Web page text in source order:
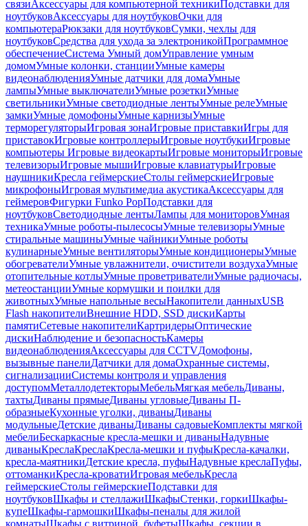
связиАксессуары для компьютерной техникиПодставки для
ноутбуковАксессуары для ноутбуковОчки для
компьютераРюкзаки для ноутбуковСумки, чехлы для
ноутбуковСредства для ухода за электроникойПрограммное
обеспечениеСистема Умный домУправление умным
домомУмные колонки, станцииУмные камеры
видеонаблюденияУмные датчики для домаУмные
лампыУмные выключателиУмные розеткиУмные
светильникиУмные светодиодные лентыУмные релеУмные
замкиУмные домофоныУмные карнизыУмные
терморегуляторыИгровая зонаИгровые приставкиИгры для
приставокИгровые контроллерыИгровые ноутбукиИгровые
компьютеры Игровые видеокартыИгровые мониторыИгровые
телевизорыИгровые мышиИгровые клавиатурыИгровые
наушникиКресла геймерскиеСтолы геймерскиеИгровые
микрофоныИгровая мультимедиа акустикаАксессуары для
геймеровФигурки Funko PopПодставки для
ноутбуковСветодиодные лентыЛампы для мониторовУмная
техникаУмные роботы-пылесосыУмные телевизорыУмные
стиральные машиныУмные чайникиУмные роботы
кулинарныеУмные вентиляторыУмные кондиционерыУмные
обогревателиУмные увлажнители, очистители воздухаУмные
отопительные котлыУмные проветривателиУмные радиочасы,
метеостанцииУмные кормушки и поилки для
животныхУмные напольные весыНакопители данныхUSB
Flash накопителиВнешние HDD, SSD дискиКарты
памятиСетевые накопителиКартридерыОптические
дискиНаблюдение и безопасностьКамеры
видеонаблюденияАксессуары для CCTVДомофоны,
вызывные панелиДатчики для домаОхранные системы,
сигнализацииСистемы контроля и управления
доступомМеталлодетекторыМебельМягкая мебельДиваны,
тахтыДиваны прямыеДиваны угловыеДиваны П-
образныеКухонные уголки, диваныДиваны
модульныеДетские диваныДиваны садовыеКомплекты мягкой
мебелиБескаркасные кресла-мешки и диваныНадувные
диваныКреслаКреслаКресла-мешки и пуфыКресла-качалки,
кресла-маятникиДетские кресла, пуфыНадувные креслаПуфы,
оттоманкиКресла-кроватиИгровая мебельКресла
геймерскиеСтолы геймерскиеПодставки для
ноутбуковШкафы и стеллажиШкафыСтенки, горкиШкафы-
купеШкафы-гармошкиШкафы-пеналы для жилой
комнатыШкафы с витриной, буфетыШкафы, секции в